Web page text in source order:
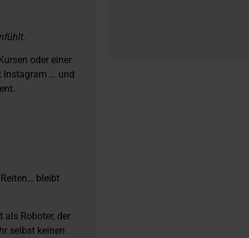
oder einer
Instagram … und
bleibt
Roboter, der
selbst keinen